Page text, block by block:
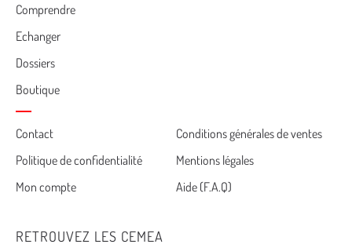
Comprendre
Echanger
Dossiers
Boutique
Cemea
footer
Contact
Conditions générales de ventes
Politique de confidentialité
Mentions légales
Mon compte
Aide (F.A.Q)
RETROUVEZ LES CEMEA